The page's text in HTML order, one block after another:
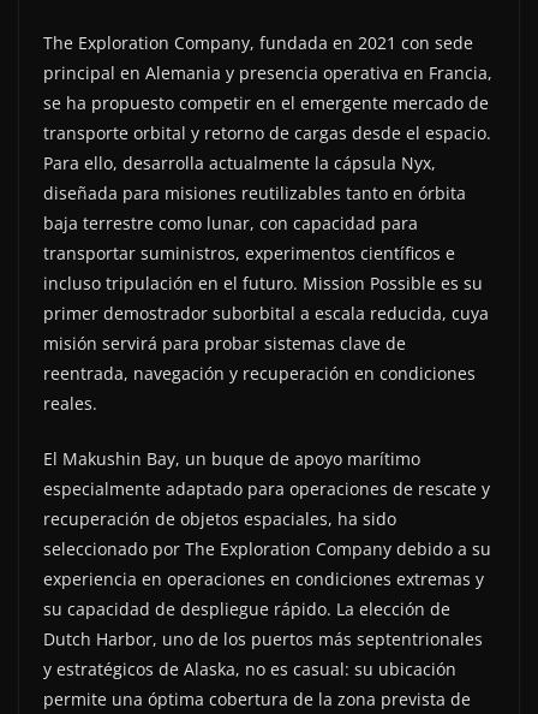
The Exploration Company, fundada en 2021 con sede
principal en Alemania y presencia operativa en Francia,
se ha propuesto competir en el emergente mercado de
transporte orbital y retorno de cargas desde el espacio.
Para ello, desarrolla actualmente la cápsula Nyx,
diseñada para misiones reutilizables tanto en órbita
baja terrestre como lunar, con capacidad para
transportar suministros, experimentos científicos e
incluso tripulación en el futuro. Mission Possible es su
primer demostrador suborbital a escala reducida, cuya
misión servirá para probar sistemas clave de
reentrada, navegación y recuperación en condiciones
reales.
El Makushin Bay, un buque de apoyo marítimo
especialmente adaptado para operaciones de rescate y
recuperación de objetos espaciales, ha sido
seleccionado por The Exploration Company debido a su
experiencia en operaciones en condiciones extremas y
su capacidad de despliegue rápido. La elección de
Dutch Harbor, uno de los puertos más septentrionales
y estratégicos de Alaska, no es casual: su ubicación
permite una óptima cobertura de la zona prevista de